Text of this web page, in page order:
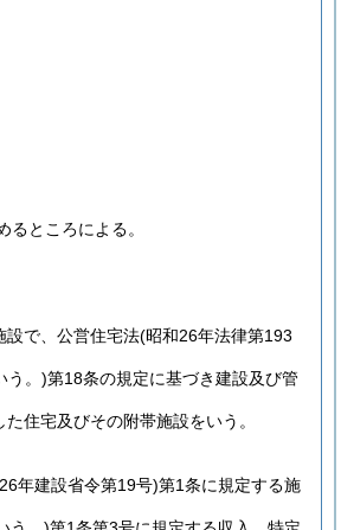
ところによる。
で、公営住宅法(昭和26年法律第193
う。)第18条の規定に基づき建設及び管
住宅及びその附帯施設をいう。
年建設省令第19号)第1条に規定する施